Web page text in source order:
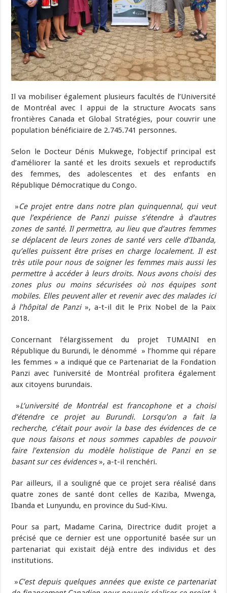
Il va mobiliser également plusieurs facultés de l’Université
de Montréal avec l appui de la structure Avocats sans
frontières Canada et Global Stratégies, pour couvrir une
population bénéficiaire de 2.745.741 personnes.
Selon le Docteur Dénis Mukwege, l’objectif principal est
d’améliorer la santé et les droits sexuels et reproductifs
des femmes, des adolescentes et des enfants en
République Démocratique du Congo.
»Ce projet entre dans notre plan quinquennal, qui veut
que l’expérience de Panzi puisse s’étendre à d’autres
zones de santé. Il permettra, au lieu que d’autres femmes
se déplacent de leurs zones de santé vers celle d’Ibanda,
qu’elles puissent être prises en charge localement. Il est
très utile pour nous de soigner les femmes mais aussi les
permettre à accéder à leurs droits. Nous avons choisi des
zones plus ou moins sécurisées où nos équipes sont
mobiles. Elles peuvent aller et revenir avec des malades ici
à l’hôpital de Panzi», a-t-il dit le Prix Nobel de la Paix
2018.
Concernant l’élargissement du projet TUMAINI en
République du Burundi, le dénommé » l’homme qui répare
les femmes » a indiqué que ce Partenariat de la Fondation
Panzi avec l’université de Montréal profitera également
aux citoyens burundais.
»L’université de Montréal est francophone et a choisi
d’étendre ce projet au Burundi. Lorsqu’on a fait la
recherche, c’était pour avoir la base des évidences de ce
que nous faisons et nous sommes capables de pouvoir
faire l’extension du modèle holistique de Panzi en se
basant sur ces évidences», a-t-il renchéri.
Par ailleurs, il a souligné que ce projet sera réalisé dans
quatre zones de santé dont celles de Kaziba, Mwenga,
Ibanda et Lunyundu, en province du Sud-Kivu.
Pour sa part, Madame Carina, Directrice dudit projet a
précisé que ce dernier est une opportunité basée sur un
partenariat qui existait déjà entre des individus et des
institutions.
»C’est depuis quelques années que existe ce partenariat